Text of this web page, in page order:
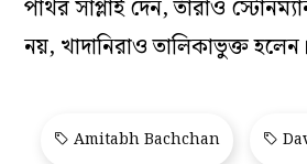
পাথর সাপ্লাই দেন, তাঁরাও
নয়, খাদানিরাও তালিকাভুক্ত হলেন।
Amitabh Bachchan